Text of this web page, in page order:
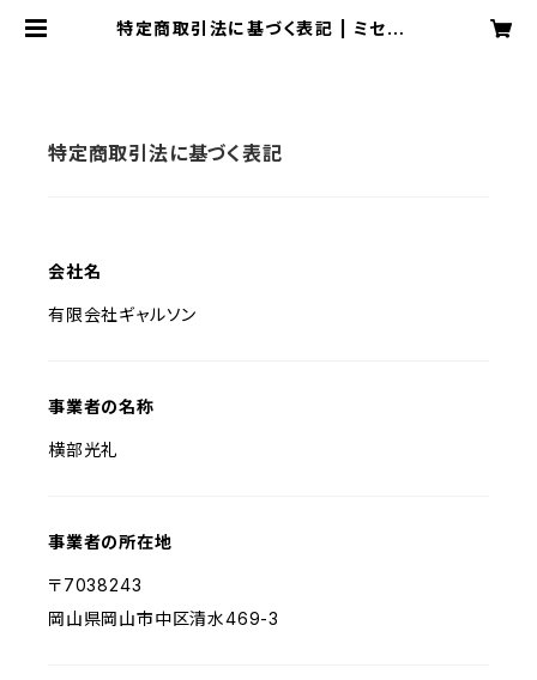
特定商取引法に基づく表記 | ミセスミ
特定商取引法に基づく表記
会社名
有限会社ギャルソン
事業者の名称
横部光礼
事業者の所在地
〒7038243
岡山県岡山市中区清水469-3